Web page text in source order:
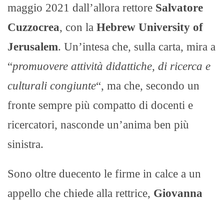
maggio 2021 dall’allora rettore Salvatore
Cuzzocrea, con la Hebrew University of
Jerusalem. Un’intesa che, sulla carta, mira a
“promuovere attività didattiche, di ricerca e
culturali congiunte“, ma che, secondo un
fronte sempre più compatto di docenti e
ricercatori, nasconde un’anima ben più
sinistra.
Sono oltre duecento le firme in calce a un
appello che chiede alla rettrice, Giovanna